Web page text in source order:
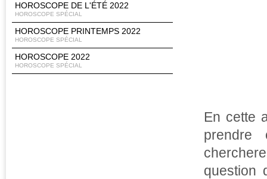
HOROSCOPE DE L'ÉTÉ 2022
HOROSCOPE SPÉCIAL
HOROSCOPE PRINTEMPS 2022
HOROSCOPE SPÉCIAL
HOROSCOPE 2022
HOROSCOPE SPÉCIAL
En cette
prendre
question